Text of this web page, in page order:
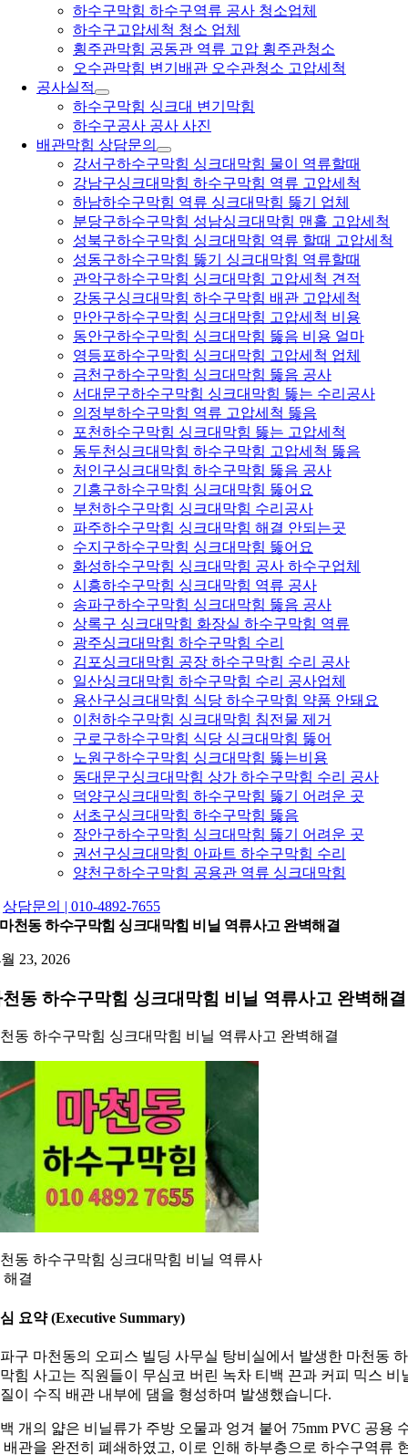
하수구막힘 하수구역류 공사 청소업체
하수구고압세척 청소 업체
횡주관막힘 공동관 역류 고압 횡주관청소
오수관막힘 변기배관 오수관청소 고압세척
공사실적
하수구막힘 싱크대 변기막힘
하수구공사 공사 사진
배관막힘 상담문의
강서구하수구막힘 싱크대막힘 물이 역류할때
강남구싱크대막힘 하수구막힘 역류 고압세척
하남하수구막힘 역류 싱크대막힘 뚫기 업체
분당구하수구막힘 성남싱크대막힘 맨홀 고압세척
성북구하수구막힘 싱크대막힘 역류 할때 고압세척
성동구하수구막힘 뚫기 싱크대막힘 역류할때
관악구하수구막힘 싱크대막힘 고압세척 견적
강동구싱크대막힘 하수구막힘 배관 고압세척
만안구하수구막힘 싱크대막힘 고압세척 비용
동안구하수구막힘 싱크대막힘 뚫음 비용 얼마
영등포하수구막힘 싱크대막힘 고압세척 업체
금천구하수구막힘 싱크대막힘 뚫음 공사
서대문구하수구막힘 싱크대막힘 뚫는 수리공사
의정부하수구막힘 역류 고압세척 뚫음
포천하수구막힘 싱크대막힘 뚫는 고압세척
동두천싱크대막힘 하수구막힘 고압세척 뚫음
처인구싱크대막힘 하수구막힘 뚫음 공사
기흥구하수구막힘 싱크대막힘 뚫어요
부천하수구막힘 싱크대막힘 수리공사
파주하수구막힘 싱크대막힘 해결 안되는곳
수지구하수구막힘 싱크대막힘 뚫어요
화성하수구막힘 싱크대막힘 공사 하수구업체
시흥하수구막힘 싱크대막힘 역류 공사
송파구하수구막힘 싱크대막힘 뚫음 공사
상록구 싱크대막힘 화장실 하수구막힘 역류
광주싱크대막힘 하수구막힘 수리
김포싱크대막힘 공장 하수구막힘 수리 공사
일산싱크대막힘 하수구막힘 수리 공사업체
용산구싱크대막힘 식당 하수구막힘 약품 안돼요
이천하수구막힘 싱크대막힘 침전물 제거
구로구하수구막힘 식당 싱크대막힘 뚫어
노원구하수구막힘 싱크대막힘 뚫는비용
동대문구싱크대막힘 상가 하수구막힘 수리 공사
덕양구싱크대막힘 하수구막힘 뚫기 어려운 곳
서초구싱크대막힘 하수구막힘 뚫음
장안구하수구막힘 싱크대막힘 뚫기 어려운 곳
권선구싱크대막힘 아파트 하수구막힘 수리
양천구하수구막힘 공용관 역류 싱크대막힘
상담문의 | 010-4892-7655
마천동 하수구막힘 싱크대막힘 비닐 역류사고 완벽해결
23, 2026
동 하수구막힘 싱크대막힘 비닐 역류사고 완벽해결
동 하수구막힘 싱크대막힘 비닐 역류사고 완벽해결
동 하수구막힘 싱크대막힘 비닐 역류사
해결
요약 (Executive Summary)
구 마천동의 오피스 빌딩 사무실 탕비실에서 발생한 마천동
힘 사고는 직원들이 무심코 버린 녹차 티백 끈과 커피 믹스 비
이 수직 배관 내부에 댐을 형성하며 발생했습니다.
개의 얇은 비닐류가 주방 오물과 엉겨 붙어 75mm PVC 공용
배관을 완전히 폐쇄하였고, 이로 인해 하부층으로 하수구역류